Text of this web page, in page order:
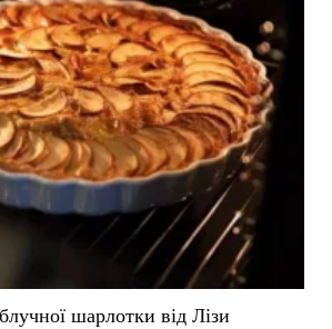
шарлотки від Лізи